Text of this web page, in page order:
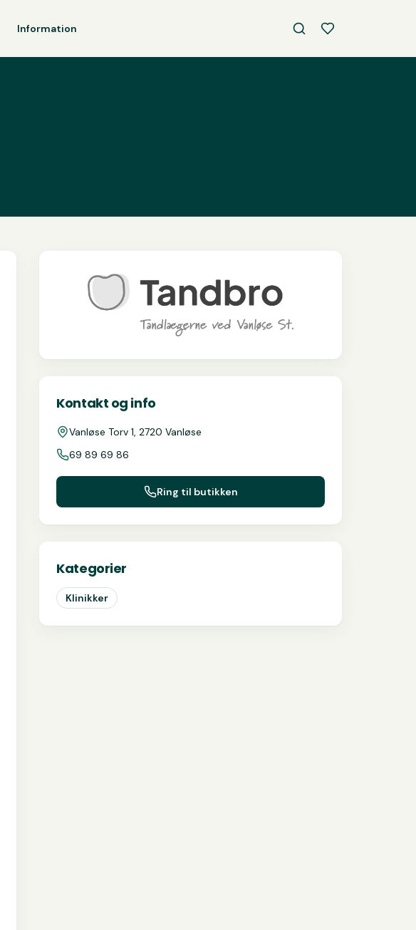
Information
Kontakt og info
Vanløse Torv 1, 2720 Vanløse
69 89 69 86
Ring til butikken
Kategorier
Klinikker